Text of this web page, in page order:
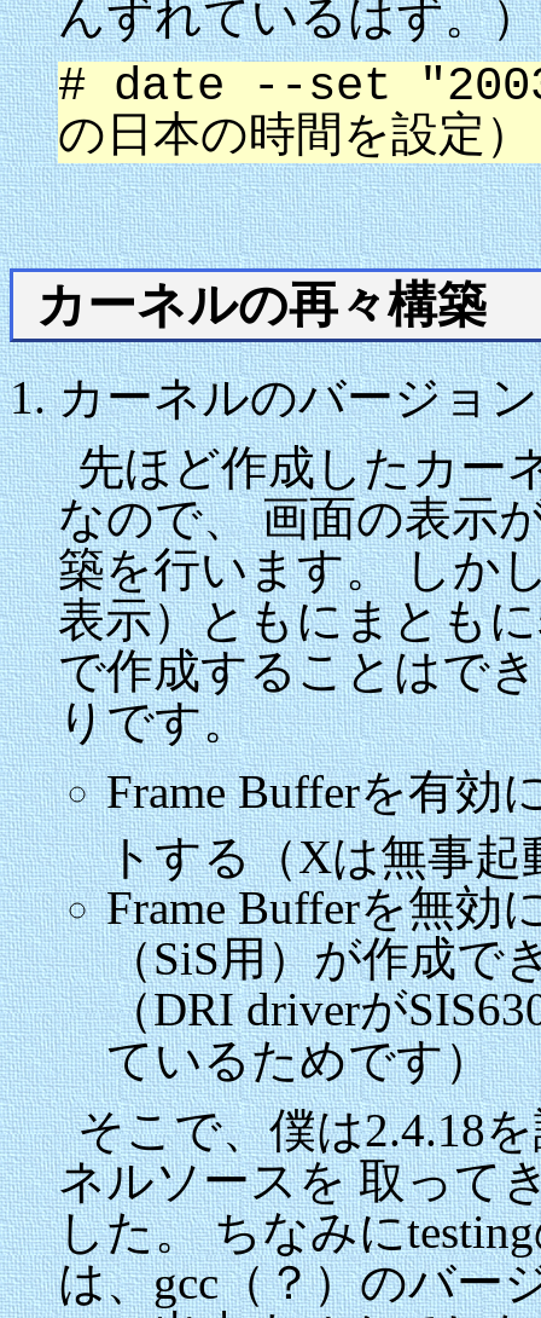
んずれているはず。）
# date --set
の日本の時間を設定）
カーネルの再々構築
カーネルのバージョ
先ほど作成したカー
なので、 画面の表示
築を行います。 しか
表示）ともにまとも
で作成することはで
りです。
Frame Bufferを有効
トする（Xは無事起
Frame Bufferを無効
（SiS用）が作成で
（DRI driverが
ているためです）
そこで、僕は2.4.18
ネルソースを 取って
した。 ちなみに
は、gcc（？）のバー